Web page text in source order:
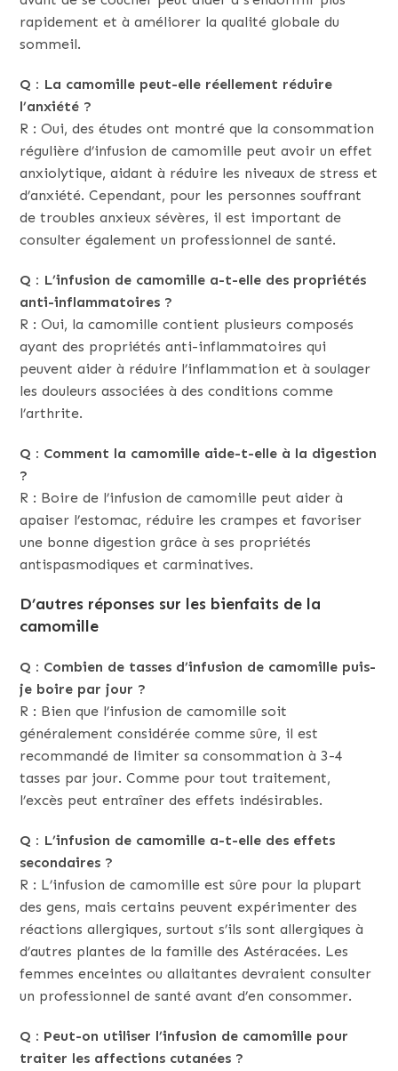
rapidement et à améliorer la qualité globale du
sommeil.
Q : La camomille peut-elle réellement réduire
l’anxiété ?
R : Oui, des études ont montré que la consommation
régulière d’infusion de camomille peut avoir un effet
anxiolytique, aidant à réduire les niveaux de stress et
d’anxiété. Cependant, pour les personnes souffrant
de troubles anxieux sévères, il est important de
consulter également un professionnel de santé.
Q : L’infusion de camomille a-t-elle des propriétés
anti-inflammatoires ?
R : Oui, la camomille contient plusieurs composés
ayant des propriétés anti-inflammatoires qui
peuvent aider à réduire l’inflammation et à soulager
les douleurs associées à des conditions comme
l’arthrite.
Q : Comment la camomille aide-t-elle à la digestion
?
R : Boire de l’infusion de camomille peut aider à
apaiser l’estomac, réduire les crampes et favoriser
une bonne digestion grâce à ses propriétés
antispasmodiques et carminatives.
D’autres réponses sur les bienfaits de la
camomille
Q : Combien de tasses d’infusion de camomille puis-
je boire par jour ?
R : Bien que l’infusion de camomille soit
généralement considérée comme sûre, il est
recommandé de limiter sa consommation à 3-4
tasses par jour. Comme pour tout traitement,
l’excès peut entraîner des effets indésirables.
Q : L’infusion de camomille a-t-elle des effets
secondaires ?
R : L’infusion de camomille est sûre pour la plupart
des gens, mais certains peuvent expérimenter des
réactions allergiques, surtout s’ils sont allergiques à
d’autres plantes de la famille des Astéracées. Les
femmes enceintes ou allaitantes devraient consulter
un professionnel de santé avant d’en consommer.
Q : Peut-on utiliser l’infusion de camomille pour
traiter les affections cutanées ?